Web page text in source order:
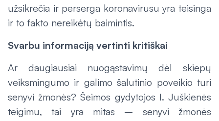
užsikrečia ir perserga koronavirusu yra teisinga
ir to fakto nereikėtų baimintis.
Svarbu informaciją vertinti kritiškai
Ar daugiausiai nuogąstavimų dėl skiepų
veiksmingumo ir galimo šalutinio poveikio turi
senyvi žmonės? Šeimos gydytojos I. Juškienės
teigimu, tai yra mitas – senyvi žmonės